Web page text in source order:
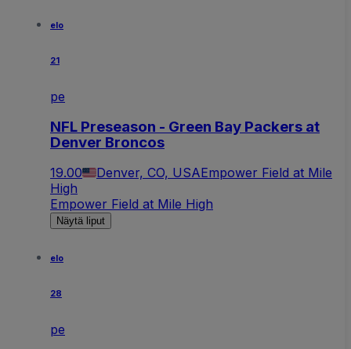
elo
21
pe
NFL Preseason - Green Bay Packers at
Denver Broncos
19.00 Denver, CO, USAEmpower Field at Mile
High
Empower Field at Mile High
Näytä liput
elo
28
pe